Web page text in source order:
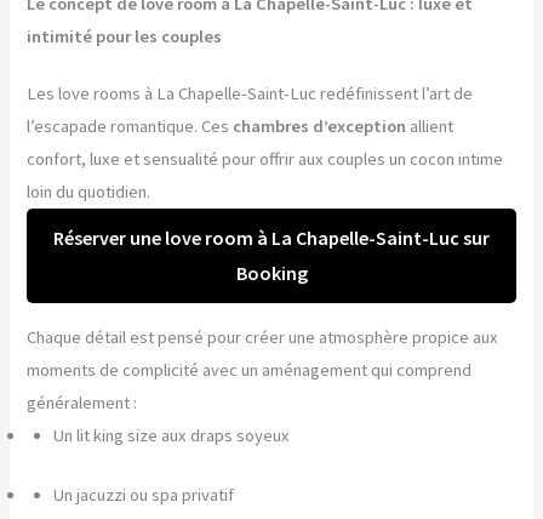
intimité pour les couples
Les love rooms à La Chapelle-Saint-Luc redéfinissent l’art de
l’escapade romantique. Ces chambres d’exception allient
confort, luxe et sensualité pour offrir aux couples un cocon intime
loin du quotidien.
Réserver une love room à La Chapelle-Saint-Luc sur
Booking
Chaque détail est pensé pour créer une atmosphère propice aux
moments de complicité avec un aménagement qui comprend
généralement :
Un lit king size aux draps soyeux
Un jacuzzi ou spa privatif